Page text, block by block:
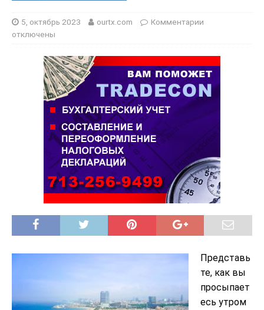
5, октябрь 2023 ourtx.com
Комментарии
отключены
Представь
те, как вы
просыпает
есь утром